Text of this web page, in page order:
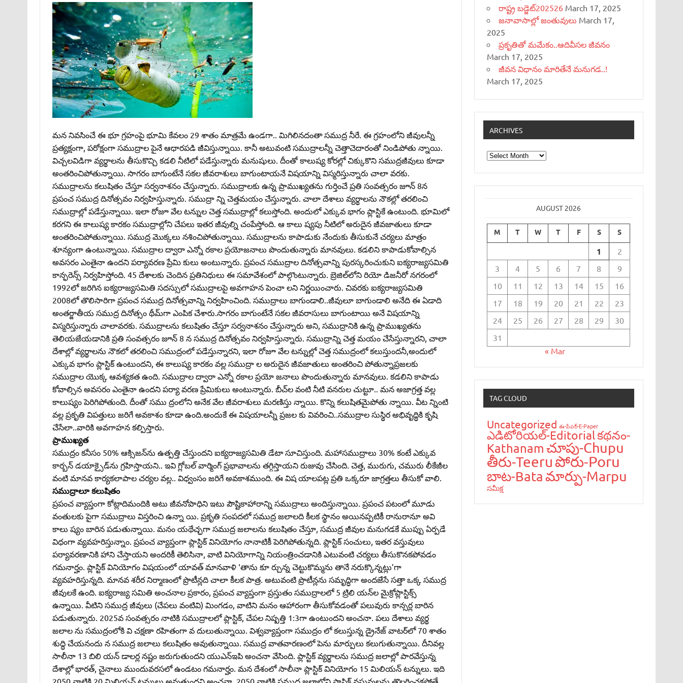
మన నివసించే ఈ భూ గ్రహంపై భూమి కేవలం 29 శాతం మాత్రమే ఉండగా.. మిగిలినదంతా సముద్ర నీరే. ఈ గ్రహంలోని జీవులన్నీ
ప్రత్యక్షంగా, పరోక్షంగా సముద్రాల పైనే ఆధారపడి జీవిస్తున్నాయి. కానీ అటువంటి సముద్రాలన్నీ చెత్తాచెదారంతో నిండిపోతు న్నాయి.
విచ్చలవిడిగా వ్యర్థాలను తీసుకొచ్చి కడలి నీటిలో పడేస్తున్నారు మనుషులు. దీంతో కాలుష్య కోరల్లో చిక్కుకొని సముద్రజీవులు కూడా
అంతరించిపోతున్నాయి. సాగరం బాగుంటేనే సకల జీవరాశులు బాగుంటాయనే విషయాన్ని విస్మరిస్తున్నారు చాలా వరకు.
సముద్రాలను కలుషితం చేస్తూ సర్వనాశనం చేస్తున్నారు. సముద్రాలకు ఉన్న ప్రాముఖ్యతను గుర్తించే ప్రతి సంవత్సరం జూన్‌ 8న
ప్రపంచ సముద్ర దినోత్సవం నిర్వహిస్తున్నారు. సముద్రా న్ని చెత్తమయం చేస్తున్నారు. చాలా దేశాలు వ్యర్థాలను నౌకల్లో తరలించి
సముద్రాల్లో పడేస్తున్నాయి. ఇలా రోజూ వేల టన్నుల చెత్త సముద్రాల్లో కలుస్తోంది. అందులో ఎక్కువ భాగం ప్లాస్టికే ఉంటుంది. భూమిలో
కరగని ఈ కాలుష్య కారకం సముద్రాల్లోని చేపలు ఇతర జీవుల్ని చంపేస్తోంది. ఆ కాలు ష్యపు నీటిలో అరుదైన జీవజాతులు కూడా
అంతరించిపోతున్నాయి. సముద్ర మొక్కలు నశించిపోతున్నాయి. సముద్రాలను కాపాడుకు నేందుకు తీసుకునే చర్యలు మాత్రం
శూన్యంగా ఉంటున్నాయి. సముద్రాల ద్వారా ఎన్నో రకాల ప్రయోజనాలు పొందుతున్నారు మానవులు. కడలిని కాపాడుకోవాల్సిన
అవసరం ఎంతైనా ఉందని పర్యావరణ ప్రేమి కులు అంటున్నారు. ప్రపంచ సముద్రాల దినోత్సవాన్ని పురస్కరించుకుని ఐక్యరాజ్యసమితి
కాన్ఫరెన్స్‌ నిర్వహిస్తోంది. 45 దేశాలకు చెందిన ప్రతినిధులు ఈ సమావేశంలో పాల్గొంటున్నారు. బ్రెజిల్‌లోని రియో డిజనీరో నగరంలో
1992లో జరిగిన ఐక్యరాజ్యసమితి సదస్సులో సముద్రాలపై అవగాహన పెంచా లని నిర్ణయించారు. చివరకు ఐక్యరాజ్యసమితి
2008లో తొలిసారిగా ప్రపంచ సముద్ర దినోత్సవాన్ని నిర్వహించింది. సముద్రాలు బాగుండాలి..జీవులూ బాగుండాలి అనేది ఈ ఏడాది
అంతర్జాతీయ సముద్ర దినోత్సం థీమ్‌గా ఎంపిక చేశారు.సాగరం బాగుంటేనే సకల జీవరాసులు బాగుంటాయి అనే విషయాన్ని
విస్మరిస్తున్నారు చాలావరకు. సముద్రాలను కలుషితం చేస్తూ సర్వనాశనం చేస్తున్నారు అని, సముద్రానికి ఉన్న ప్రాముఖ్యతను
తెలియజేయడానికి ప్రతి సంవత్సరం జూన్‌ 8 న సముద్ర దినోత్సవం నిర్వహిస్తున్నారు. సముద్రాన్ని చెత్త మయం చేసేస్తున్నారని, చాలా
దేశాల్లో వ్యర్థాలను నౌకలో తరలించి సముద్రంలో పడేస్తున్నారని, ఇలా రోజూ వేల టన్నుల్లో చెత్త సముద్రంలో కలుస్తుందనీ,అందులో
ఎక్కువ భాగం ప్లాస్టిక్‌ ఉంటుందని, ఈ కాలుష్య కారకం వల్ల సముద్రా ల అరుదైన జీవజాతులు అంతరించి పోతున్నాప్రజలకు
సముద్రాల యొక్క ఆవశ్యకత ఉంది. సముద్రాల ద్వారా ఎన్నో రకాల ప్రయో జనాలు పొందుతున్నారు మానవులు. కడలిని కాపాడు
కోవాల్సిన అవసరం ఎంతైనా ఉందని పర్యా వరణ ప్రేమికులు అంటున్నారు. బీచ్‌ల వంటి నీటి వనరుల చుట్టూ.. మన అజాగ్రత్త వల్ల
కాలుష్యం పెరిగిపోతుంది. దీంతో సము ద్రంలోని అనేక వేల జీవరాశులు మరణిస్తు న్నాయి. కొన్ని కలుషితమైపోతు న్నాయి. వీట న్నింటి
వల్ల ప్రకృతి విపత్తులు జరిగే అవకాశం కూడా ఉంది.అందుకే ఈ విషయాలన్నీ ప్రజల కు వివరించి..సముద్రాల సుస్థిర అభివృద్ధికి కృషి
చేసేలా..వారికి అవగాహన కల్పిస్తారు.
ప్రాముఖ్యత
సముద్రం కనీసం 50% ఆక్సిజన్‌ను ఉత్పత్తి చేస్తుందని ఐక్యరాజ్యసమితి డేటా సూచిస్తుంది. మహాసముద్రాలు 30% కంటే ఎక్కువ
కార్బన్‌ డయాక్సైడ్‌ను గ్రహిస్తాయని.. ఇవి గ్లోబల్‌ వార్మింగ్‌ ప్రభావాలను తగ్గిస్తాయని రుజువు చేసింది. చెత్త, మురుగు, చమురు లీకేజీల
వంటి మానవ కార్యకలాపాల చర్యల వల్ల.. విధ్వంసం జరిగే అవకాశముంది. ఈ విష యాలపట్ల ప్రతి ఒక్కరూ జాగ్రత్తలు తీసుకో వాలి.
సముద్రాలూ కలుషితం
ప్రపంచ వ్యాప్తంగా కోట్లాదిమందికి అటు జీవనోపాధిని ఇటు పౌష్టికాహారాన్ని సముద్రాలు అందిస్తున్నాయి. ప్రపంచ పటంలో మూడు
వంతులకు పైగా సముద్రాలు విస్తరించి ఉన్నా యి. ప్రకృతి సంపదలో సముద్ర జలాలది కీలక స్థానం అయినప్పటికీ రానురానూ అవి
కాలు ష్యం బారిన పడుతున్నాయి. మనం యథేచ్ఛగా సముద్ర జలాలను కలుషితం చేస్తూ, సముద్ర జీవుల మనుగడకే ముప్పు ఏర్పడే
విధంగా వ్యవహరిస్తున్నాం. ప్రపంచ వ్యాప్తంగా ప్లాస్టిక్‌ వినియోగం నానాటికీ పెరిగిపోతున్నది. ప్లాస్టిక్‌ సంచులు, ఇతర వస్తువులు
పర్యావరణానికి హాని చేస్తాయని అందరికీ తెలిసినా, వాటి వినియోగాన్ని నియంత్రించడానికి ఎటువంటి చర్యలు తీసుకొనకపోవడం
గమనార్హం. ప్లాస్టిక్‌ వినియోగం విషయంలో యావత్‌ మానవాళి ‘తాను కూ ర్చున్న చెట్టుకొమ్మను తానే నరుక్కొన్నట్లు’గా
వ్యవహరిస్తున్నది. మానవ శరీర నిర్మాణంలో ప్రొటీన్లది చాలా కీలక పాత్ర. అటువంటి ప్రొటీన్లను సమృద్ధిగా అందజేసే సత్తా ఒక్క సముద్ర
జీవులకే ఉంది. ఐక్యరాజ్య సమితి అంచనాల ప్రకారం, ప్రపంచ వ్యాప్తంగా ప్రస్తుతం సముద్రాలలో 5 ట్రిలి యన్‌ల మైక్రోప్లాస్టిక్స్‌
ఉన్నాయి. వీటిని సముద్ర జీవులు (చేపలు వంటివి) మింగడం, వాటిని మనం ఆహారంగా తీసుకోవడంతో పలువురు కాన్సర్ల బారిన
పడుతున్నారు. 2025వ సంవత్సరం నాటికి సముద్రాలలో ప్లాస్టిక్‌, చేపల నిష్పత్తి 1:3గా ఉంటుందని అంచనా. పలు దేశాలు వ్యర్థ
జలాల ను సముద్రంలోకి వి చక్షణా రహితంగా వ దులుతున్నాయి. విశ్వవ్యాప్తంగా సముద్రం లో కలుస్తున్న డ్రైనేజ్‌ వాటర్‌లో 70 శాతం
శుద్ధి చేయనందు న సముద్ర జలాలు కలుషితం అవుతున్నాయి. సముద్ర వాతవారణంలో పెను మార్పులు కలుగుతున్నాయి. దీనివల్ల
సాలీనా 13 బిలి యన్‌ డాలర్ల నష్టం జరుగుతుందని యుఎన్‌ఇపి అంచనా వేసింది. ప్లాస్టిక్‌ వ్యర్థాలను సముద్ర జలాల్లో పారవేస్తున్న
దేశాల్లో భారత్‌, చైనాలు ముందువరసలో ఉండటం గమనార్హం. మన దేశంలో సాలీనా ప్లాస్టిక్‌ వినియోగం 15 మిలియన్‌ టన్నులు. ఇది
2050 నాటికి 20 మిలియన్‌ టన్నులు అవుతుందని అంచనా. 2050 నాటికి సముద్ర జలాల్లోని ప్లాస్టిక్‌ వస్తువులను తొలగించకపోతే,
రాష్ట్ర బడ్జెట్‌202526 March 17, 2025
జనావాసాల్లో జంతువులు March 17,
2025
ప్రకృతితో మమేకం..ఆదివీసల జీవనం
March 17, 2025
జీవన విధానం మారితేనే మనుగడ..!
March 17, 2025
ARCHIVES
Archives
AUGUST 2026
M T W T F S S
1
2
3
4 5 6 7 8
9
10
11 12 13 14 15
16
17
18 19 20 21 22
23
24
25 26 27 28 29
30
31
« Mar
TAG CLOUD
Uncategorized ఈ-పేప‌ర్-E-Paper
ఎడిటోరియ‌ల్-Editorialక‌థ‌నం-
Kathanam చూపు-Chupu
తీరు-Teeruపోరు-Poru
బాట‌-Bata మార్పు-Marpu
స‌మీక్ష‌